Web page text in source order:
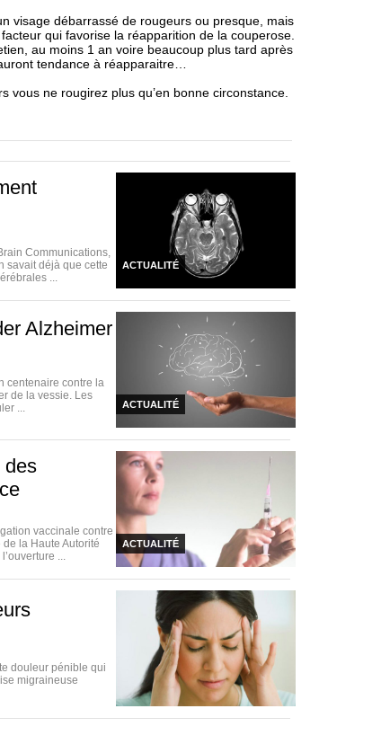
visage débarrassé de rougeurs ou presque, mais
qui favorise la réapparition de la couperose.
au moins 1 an voire beaucoup plus tard après
tendance à réapparaitre…
vous ne rougirez plus qu’en bonne circonstance.
ACTUALITÉ
Communications,
savait déjà que cette
...
Alzheimer
ACTUALITÉ
centenaire contre la
de la vessie. Les
...
des
ACTUALITÉ
vaccinale contre
la Haute Autorité
...
douleur pénible qui
migraineuse